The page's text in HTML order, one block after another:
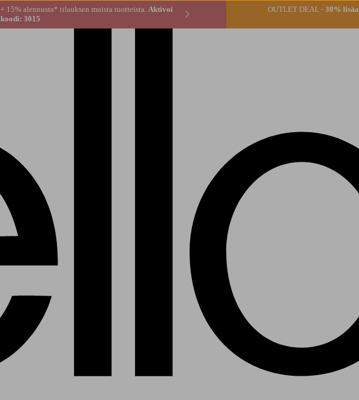
kalleimmasta tuotteesta + 15% alennusta* tilauksen muista tuotteista. Aktivoi
koodi: 3015
OUTLET DEAL - 30%